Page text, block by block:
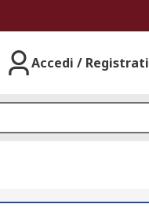
Accedi / Registrati